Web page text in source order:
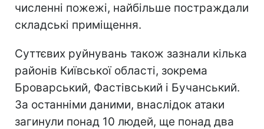
численні пожежі, найбільше постраждали
складські приміщення.
Суттєвих руйнувань також зазнали кілька
районів Київської області, зокрема
Броварський, Фастівський і Бучанський.
За останніми даними, внаслідок атаки
загинули понад 10 людей, ще понад два